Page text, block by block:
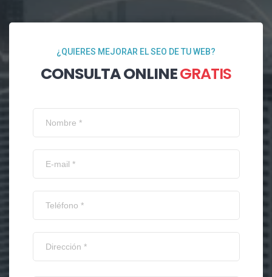
¿QUIERES MEJORAR EL SEO DE TU WEB?
CONSULTA ONLINEGRATIS